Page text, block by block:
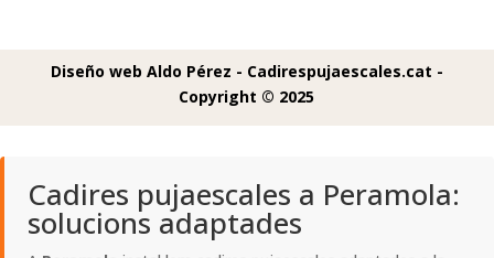
Diseño web Aldo Pérez - Cadirespujaescales.cat -
Copyright © 2025
Cadires pujaescales a Peramola:
solucions adaptades